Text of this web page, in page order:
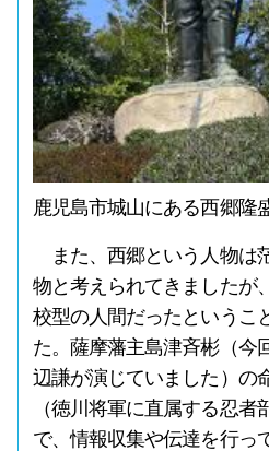
鹿児島市城山にある西郷隆
また、西郷という人物は
物と考えられてきましたが
校型の人間だったというこ
た。薩摩藩主島津斉彬（今
辺謙が演じていました）の
（徳川将軍に直属する忍者
で、情報収集や伝達を行っ